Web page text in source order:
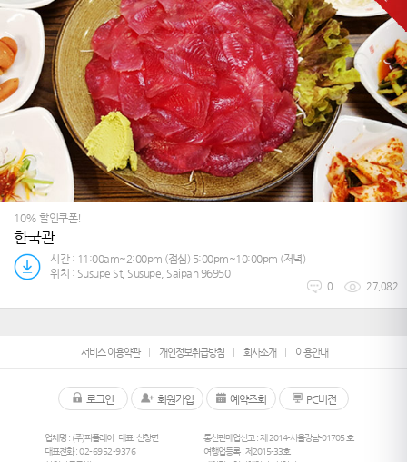
10% 할인쿠폰!
한국관
시간 : 11:00am~2:00pm (점심) 5:00pm~10:00pm (저녁)
위치 : Susupe St, Susupe, Saipan 96950
0 27,082
서비스 이용약관 개인정보취급방침 회사소개 이용안내
로그인 회원가입 예약조회 PC버전
업체명 : (주)피플레이
대표: 신창면
대표전화 :02-6952-9376
통신판매업신고 : 제 2014-서울강남-01705 호
여행업등록 : 제2015-33호